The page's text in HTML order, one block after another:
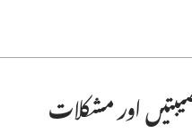
اور مشکلات